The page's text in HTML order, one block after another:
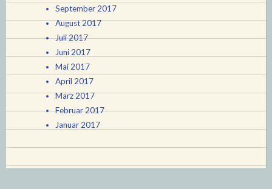
September 2017
August 2017
Juli 2017
Juni 2017
Mai 2017
April 2017
März 2017
Februar 2017
Januar 2017